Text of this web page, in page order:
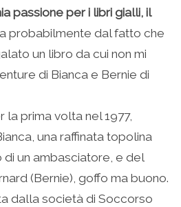
passione per i libri gialli, il
probabilmente dal fatto che
un libro da cui non mi
di Bianca e Bernie di
prima volta nel 1977,
una raffinata topolina
un ambasciatore, e del
(Bernie), goffo ma buono.
dalla società di Soccorso